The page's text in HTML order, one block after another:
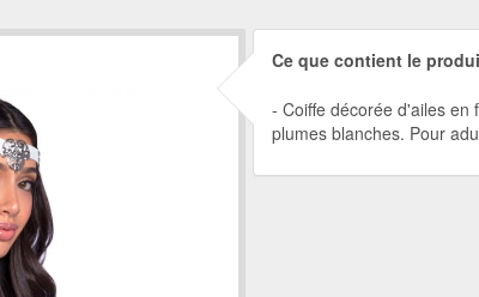
Ce que contient le
Coiffe décorée d'ailes en
plumes blanches. Pour